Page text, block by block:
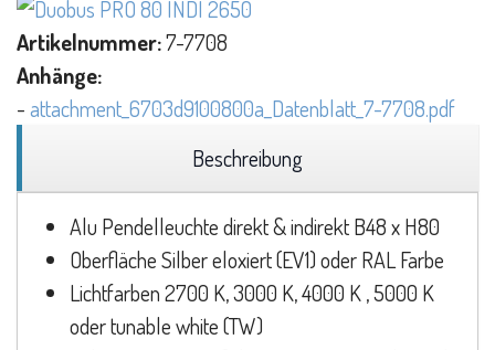
Artikelnummer:7-7708
Anhänge:
-attachment_6703d9100800a_Datenblatt_7-7708.pdf
Beschreibung
Alu Pendelleuchte direkt & indirekt B48 x H80
Oberfläche Silber eloxiert (EV1) oder RAL Farbe
Lichtfarben 2700 K, 3000 K, 4000 K , 5000 K
oder tunable white (TW)